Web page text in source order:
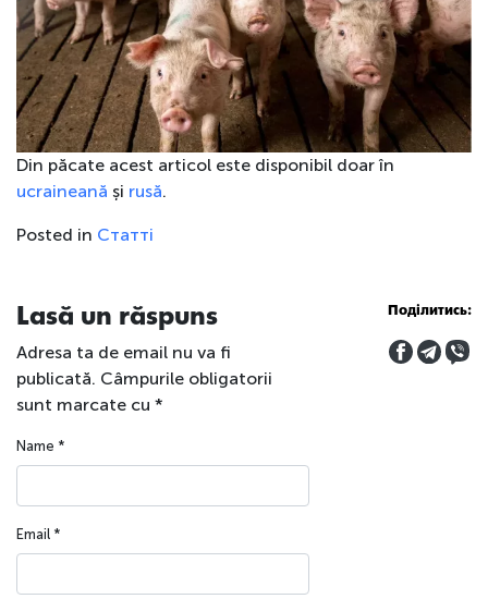
Din păcate acest articol este disponibil doar în
ucraineană și rusă.
Posted in Статті
Lasă un răspuns
Adresa ta de email nu va fi
publicată. Câmpurile obligatorii
sunt marcate cu *
Name *
Email *
Поділитись: